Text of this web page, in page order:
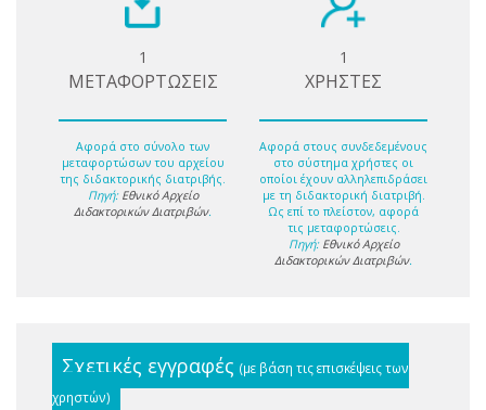
1
ΜΕΤΑΦΟΡΤΩΣΕΙΣ
Αφορά στο σύνολο των
μεταφορτώσων του αρχείου
της διδακτορικής διατριβής.
Πηγή: Εθνικό Αρχείο
Διδακτορικών Διατριβών.
1
ΧΡΗΣΤΕΣ
Αφορά στους συνδεδεμένους
στο σύστημα χρήστες οι
οποίοι έχουν αλληλεπιδράσει
με τη διδακτορική διατριβή.
Ως επί το πλείστον, αφορά
τις μεταφορτώσεις.
Πηγή: Εθνικό Αρχείο
Διδακτορικών Διατριβών.
Σχετικές εγγραφές (με βάση τις επισκέψεις των
χρηστών)